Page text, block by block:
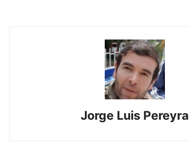
Jorge Luis Pereyra